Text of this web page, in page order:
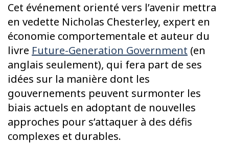
Cet événement orienté vers l’avenir mettra
en vedette Nicholas Chesterley, expert en
économie comportementale et auteur du
livre Future-Generation Government (en
anglais seulement), qui fera part de ses
idées sur la manière dont les
gouvernements peuvent surmonter les
biais actuels en adoptant de nouvelles
approches pour s’attaquer à des défis
complexes et durables.